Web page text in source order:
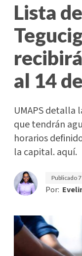
Lista
al 14
UMAPS detalla
que tendrán
horarios
la capital. aquí.
Publicado
Por: